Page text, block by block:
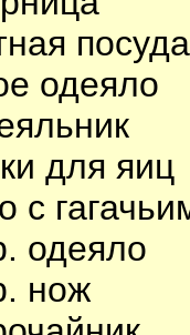
посуда
одеяло
для яиц
с
одеяло
нож